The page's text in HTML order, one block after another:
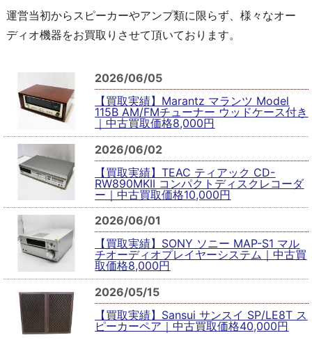
運営当初からスピーカーやアンプ類に限らず、様々なオー
ディオ機器をお買取りさせて頂いております。
2026/06/05
【買取実績】Marantz マランツ Model
115B AM/FMチューナー ウッドケース付き
｜中古買取価格8,000円
2026/06/02
【買取実績】TEAC ティアック CD-
RW890MKII コンパクトディスクレコーダ
ー｜中古買取価格10,000円
2026/06/01
【買取実績】SONY ソニー MAP-S1 マル
チオーディオプレイヤーシステム｜中古買
取価格8,000円
2026/05/15
【買取実績】Sansui サンスイ SP/LE8T ス
ピーカーペア｜中古買取価格40,000円